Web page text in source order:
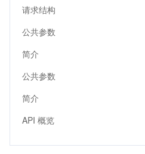
请求结构
公共参数
简介
公共参数
简介
API 概览